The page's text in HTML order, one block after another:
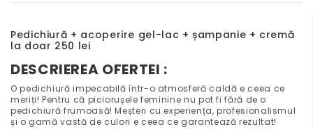
Pedichiură + acoperire gel-lac + șampanie + cremă
la doar 250 lei
DESCRIEREA OFERTEI :
O pedichiură impecabilă într-o atmosferă caldă e ceea ce
meriți! Pentru că piciorușele feminine nu pot fi fără de o
pedichiură frumoasă! Meșteri cu experiența, profesionalismul
și o gamă vastă de culori e ceea ce garantează rezultat!